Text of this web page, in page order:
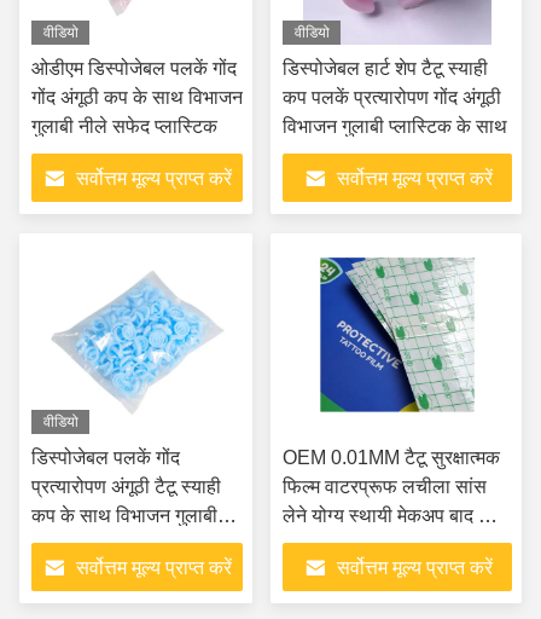
वीडियो
ओडीएम डिस्पोजेबल पलकें गोंद
गोंद अंगूठी कप के साथ विभाजन
गुलाबी नीले सफेद प्लास्टिक
सर्वोत्तम मूल्य प्राप्त करें
वीडियो
डिस्पोजेबल हार्ट शेप टैटू स्याही
कप पलकें प्रत्यारोपण गोंद अंगूठी
विभाजन गुलाबी प्लास्टिक के साथ
सर्वोत्तम मूल्य प्राप्त करें
वीडियो
डिस्पोजेबल पलकें गोंद
प्रत्यारोपण अंगूठी टैटू स्याही
कप के साथ विभाजन गुलाबी
नीले प्लास्टिक
सर्वोत्तम मूल्य प्राप्त करें
OEM 0.01MM टैटू सुरक्षात्मक
फिल्म वाटरप्रूफ लचीला सांस
लेने योग्य स्थायी मेकअप बाद की
देखभाल
सर्वोत्तम मूल्य प्राप्त करें